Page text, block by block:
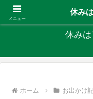
キャンプ、釣り
休み
ホーム お出かけ
メニュー
休み